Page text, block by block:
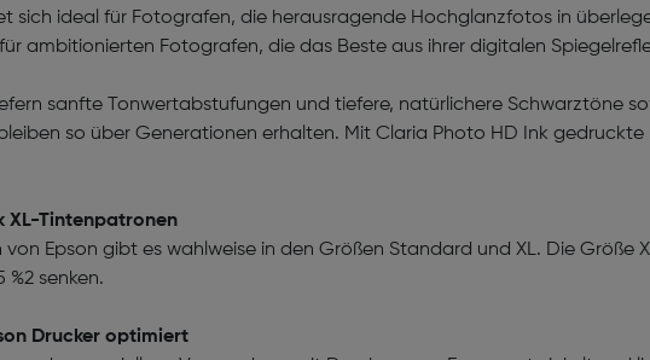
sich ideal für Fotografen, die herausragende Hochglanzfotos in
für ambitionierten Fotografen, die das Beste aus ihrer digitalen
sanfte Tonwertabstufungen und tiefere, natürlichere Schwarztöne
so über Generationen erhalten. Mit Claria Photo HD Ink
XL-Tintenpatronen
Epson gibt es wahlweise in den Größen Standard und XL. Die Größe
%2 senken.
Drucker optimiert